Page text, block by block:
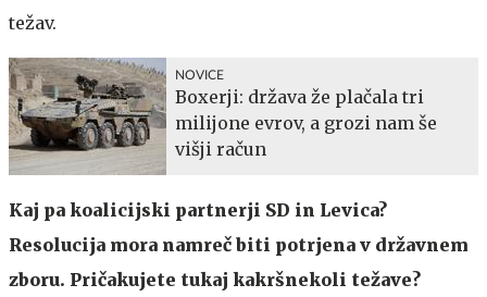
težav.
NOVICE
Boxerji: država že plačala tri
milijone evrov, a grozi nam še
višji račun
Kaj pa koalicijski partnerji SD in Levica?
Resolucija mora namreč biti potrjena v državnem
zboru. Pričakujete tukaj kakršnekoli težave?